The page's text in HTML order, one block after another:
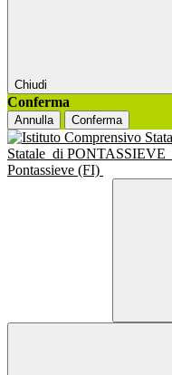
Chiudi
Conferma
Annulla Conferma
Statale di PONTASSIEVE
Pontassieve (FI)